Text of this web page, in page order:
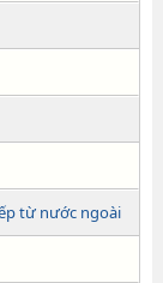
từ nước ngoài